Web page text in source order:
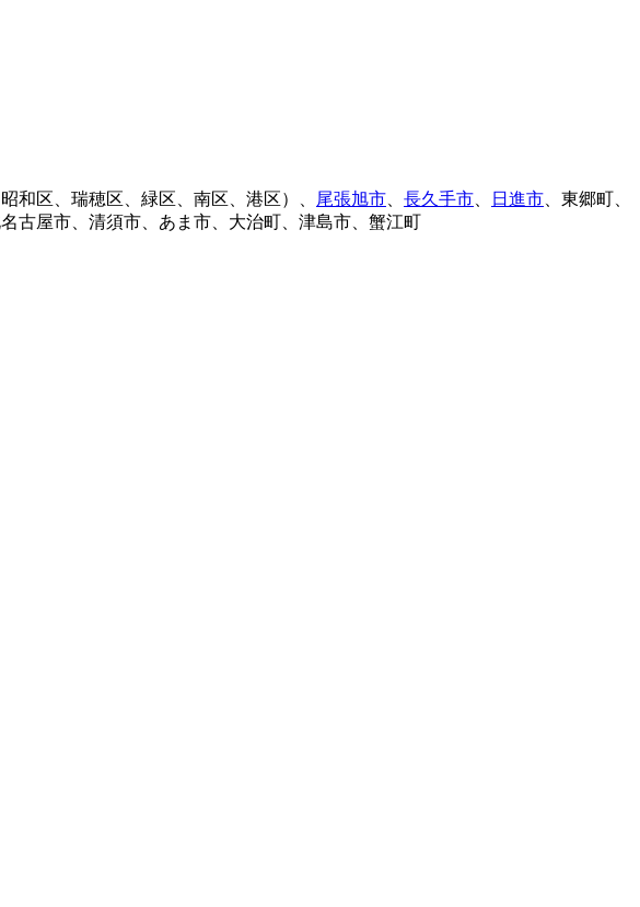
和区、瑞穂区、緑区、南区、港区）、 尾張旭市 長久手市 日進市 、東郷町、
古屋市、清須市、あま市、大治町、津島市、蟹江町